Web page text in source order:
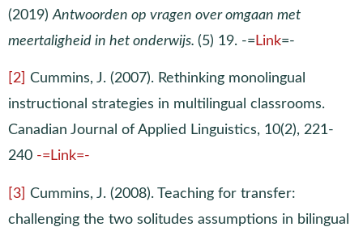
(2019) Antwoorden op vragen over omgaan met
meertaligheid in het onderwijs. (5) 19. -= Link=-
[2]
Cummins, J. (2007). Rethinking monolingual
instructional strategies in multilingual classrooms.
Canadian Journal of Applied Linguistics, 10(2), 221-
240 -=Link=-
[3]
Cummins, J. (2008). Teaching for transfer:
challenging the two solitudes assumptions in bilingual